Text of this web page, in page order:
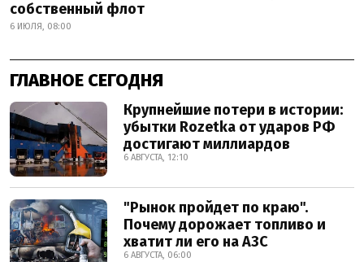
собственный флот
6 ИЮЛЯ, 08:00
ГЛАВНОЕ СЕГОДНЯ
Крупнейшие потери в истории:
убытки Rozetka от ударов РФ
достигают миллиардов
6 АВГУСТА, 12:10
"Рынок пройдет по краю".
Почему дорожает топливо и
хватит ли его на АЗС
6 АВГУСТА, 06:00